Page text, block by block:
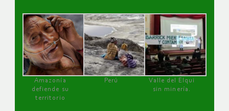
Amazonía
defiende su
territorio
Perú
Valle del Elqui
sin minería.